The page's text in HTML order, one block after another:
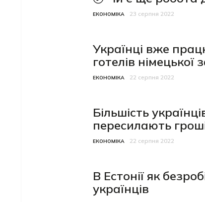
Категорія
ЕКОНОМІКА
Дата публікації
23 серпня 2022
Українці вже
готелів німецької
Категорія
ЕКОНОМІКА
Дата публікації
22 серпня 2022
Більшість
пересилають
Категорія
ЕКОНОМІКА
Дата публікації
22 серпня 2022
В Естонії як
українців